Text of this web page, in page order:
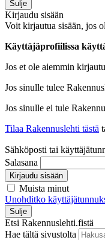
Sulje
Kirjaudu sisään
Voit kirjautua sisään, jos
Käyttäjäprofiilissa
Jos et ole aiemmin
Jos sinulle tulee
Jos sinulle ei tule
Tilaa Rakennuslehti tästä
Sähköposti tai
Salasana
Kirjaudu sisään
Muista minut
Unohditko
Sulje
Etsi Rakennuslehti.fistä
Hae tältä sivustolta